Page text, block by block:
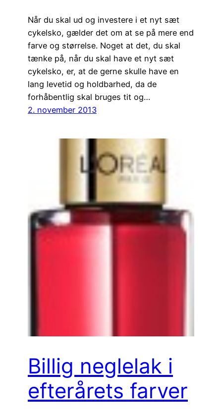
Når du skal ud og investere i et nyt sæt
cykelsko, gælder det om at se på mere end
farve og størrelse. Noget at det, du skal
tænke på, når du skal have et nyt sæt
cykelsko, er, at de gerne skulle have en
lang levetid og holdbarhed, da de
forhåbentlig skal bruges tit og…
2. november 2013
Billig neglelak i
efterårets farver